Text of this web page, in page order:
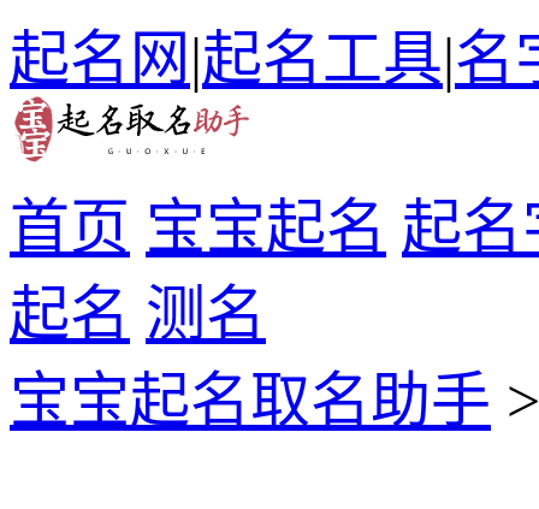
起名网|起名工具|名
首页 宝宝起名 起名
起名 测名
宝宝起名取名助手